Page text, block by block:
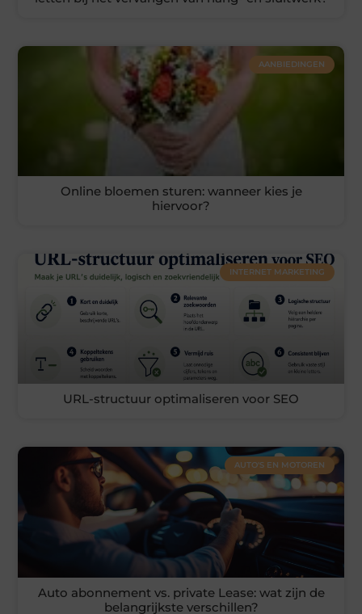
AANBIEDINGEN
Online bloemen sturen: wanneer kies je
hiervoor?
INTERNET MARKETING
URL-structuur optimaliseren voor SEO
AUTO'S EN MOTOREN
Auto abonnement vs. private Lease: wat zijn de
belangrijkste verschillen?